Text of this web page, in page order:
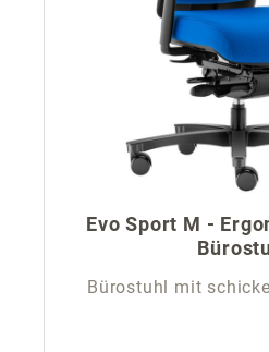
Evo Sport M -
Bürostuhl mit